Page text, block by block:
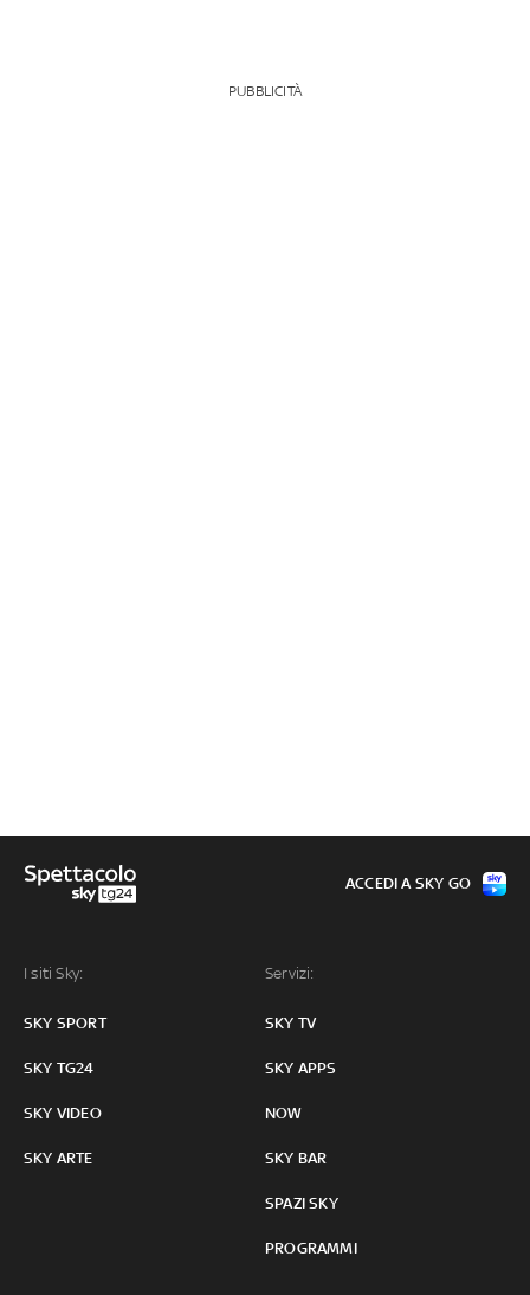
PUBBLICITÀ
I siti Sky:
SKY SPORT
SKY TG24
SKY VIDEO
SKY ARTE
Servizi:
SKY TV
SKY APPS
NOW
SKY BAR
SPAZI SKY
PROGRAMMI
ACCEDI A SKY GO